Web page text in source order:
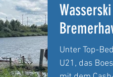
Unter Top-
U21, das